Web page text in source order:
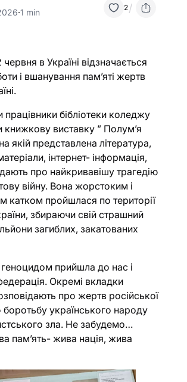
·1 min 2/
в Україні відзначається
і вшанування пам’яті жертв
працівники бібліотеки коледжу
книжкову виставку ” Полум’я
якій представлена література,
інтернет- інформація,
про найкривавішу трагедію
війну. Вона жорстоким і
катком пройшлася по території
збираючи свій страшний
загиблих, закатованих
прийшла до нас і
Окремі вкладки
про жертв російської
боротьбу українського народу
зла. Не забудемо…
пам’ять- жива нація, жива